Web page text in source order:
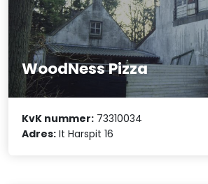
WoodNess Pizza
KvK nummer: 73310034
Adres: It Harspit 16